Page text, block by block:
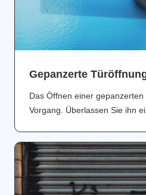
Gepanzerte
Das Öffnen einer
Vorgang. Überlassen Sie ihn